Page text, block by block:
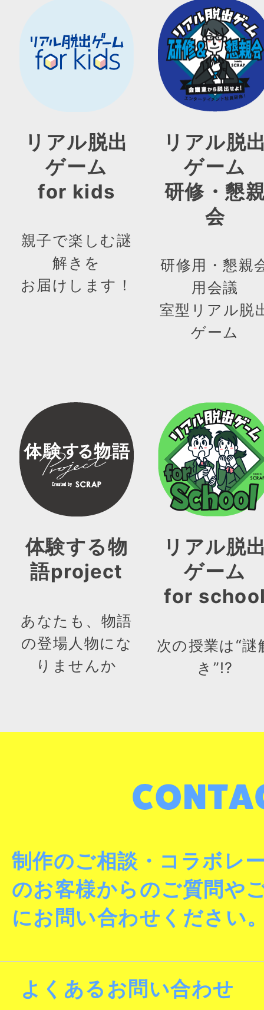
リアル脱出
ゲーム
for kids
親子で楽しむ謎
解きを
お届けします！
リアル脱
ゲーム
研修・懇
会
研修用・懇親
用会議
室型リアル脱
ゲーム
体験する物
語project
あなたも、物語
の登場人物にな
りませんか
リアル脱
ゲーム
for
次の授業は“謎
き”!?
制作のご相談・コラボレ
のお客様からのご質問や
にお問い合わせください
よくあるお問い合わせ